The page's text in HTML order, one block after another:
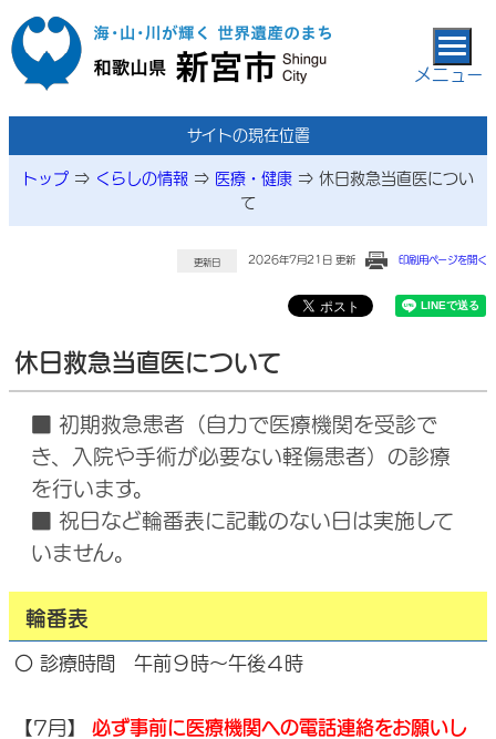
本文へ移動
メニュー
サイトの現在位置
トップ ⇒ くらしの情報 ⇒ 医療・健康 ⇒ 休日救急当直医につい
て
更新日 2026年7月21日 更新 印刷用ページを開く
休日救急当直医について
■ 初期救急患者（自力で医療機関を受診で
き、入院や手術が必要ない軽傷患者）の診療
を行います。
■ 祝日など輪番表に記載のない日は実施して
いません。
輪番表
〇 診療時間 午前９時～午後４時
【7月】
必ず事前に医療機関への電話連絡をお願いし